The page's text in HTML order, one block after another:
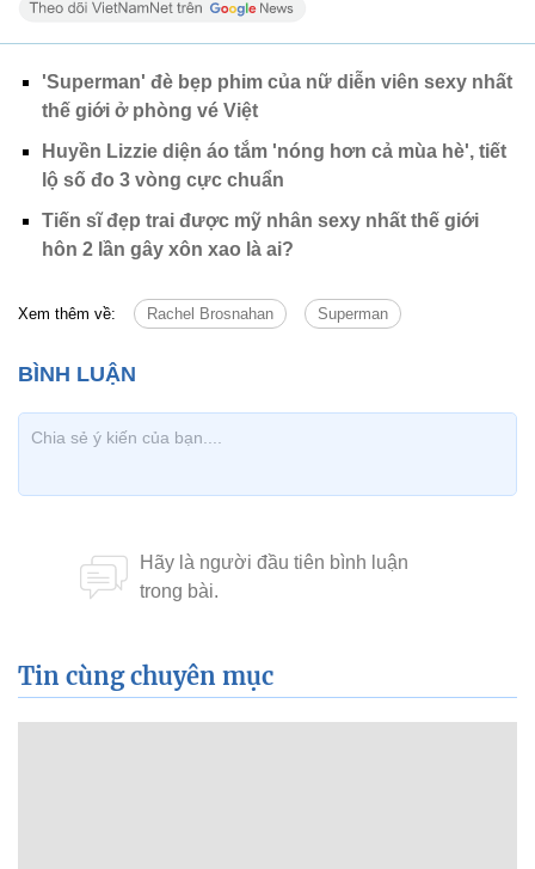
'Superman' đè bẹp phim của nữ diễn viên sexy nhất
thế giới ở phòng vé Việt
Huyền Lizzie diện áo tắm 'nóng hơn cả mùa hè', tiết
lộ số đo 3 vòng cực chuẩn
Tiến sĩ đẹp trai được mỹ nhân sexy nhất thế giới
hôn 2 lần gây xôn xao là ai?
Xem thêm về: Rachel Brosnahan Superman
Tin cùng chuyên mục